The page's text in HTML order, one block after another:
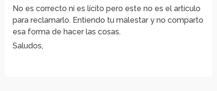
No es correcto ni es lícito pero este no es el artículo
para reclamarlo. Entiendo tu malestar y no comparto
esa forma de hacer las cosas.
Saludos,